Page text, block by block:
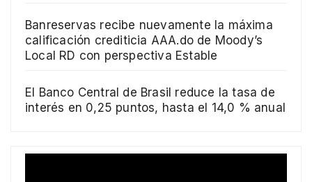
Banreservas recibe nuevamente la máxima
calificación crediticia AAA.do de Moody’s
Local RD con perspectiva Estable
El Banco Central de Brasil reduce la tasa de
interés en 0,25 puntos, hasta el 14,0 % anual